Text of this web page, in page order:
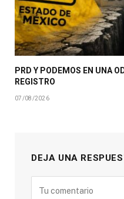
PRD Y PODEMOS EN UNA
REGISTRO
07/08/2026
DEJA UNA